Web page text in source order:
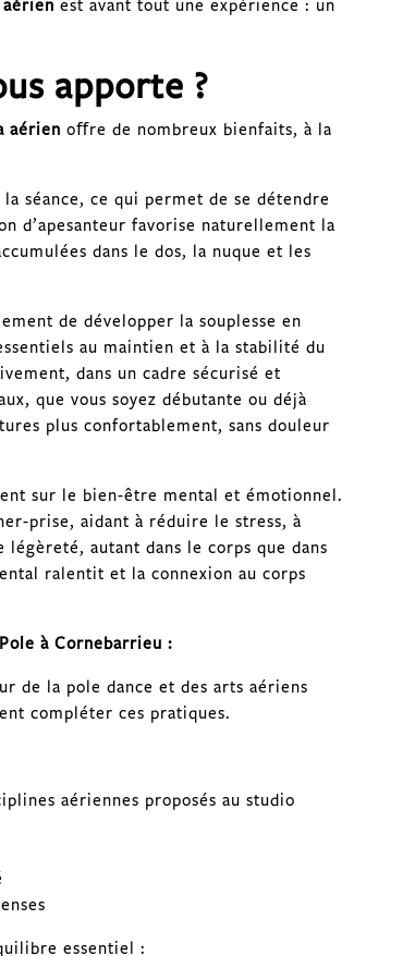
est avant tout une expérience : un
apporte ?
aérien oﬀre de nombreux bienfaits, à la
séance, ce qui permet de se détendre
d’apesanteur favorise naturellement la
dans le dos, la nuque et les
de développer la souplesse en
au maintien et à la stabilité du
dans un cadre sécurisé et
que vous soyez débutante ou déjà
plus confortablement, sans douleur
sur le bien-être mental et émotionnel.
prise, aidant à réduire le stress, à
autant dans le corps que dans
ralentit et la connexion au corps
à Cornebarrieu :
de la pole dance et des arts aériens
compléter ces pratiques.
aériennes proposés au studio
essentiel :